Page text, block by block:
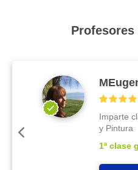
Profesores
Imparte
y Pintura
1ª clase